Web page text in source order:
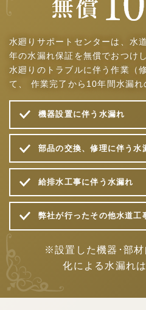
水廻りサポートセンターは、水
年の水漏れ保証を無償でおつけ
水廻りのトラブルに伴う作業（
て、
作業完了から10年間水漏れ
機器設置に伴う水漏れ
部品の交換、修理に伴う水
給排水工事に伴う水漏れ
弊社が行ったその他水道工
※設置した機器･部
化による水漏れ